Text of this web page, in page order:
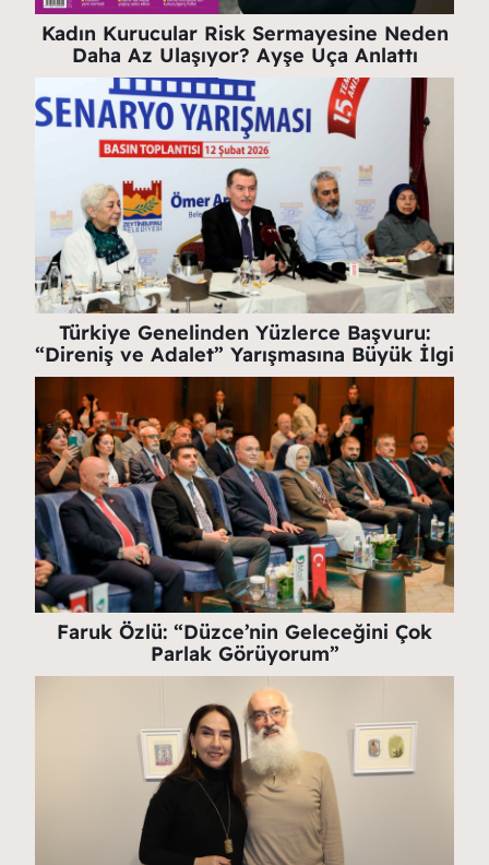
Kadın Kurucular Risk Sermayesine Neden
Daha Az Ulaşıyor? Ayşe Uça Anlattı
Türkiye Genelinden Yüzlerce Başvuru:
“Direniş ve Adalet” Yarışmasına Büyük İlgi
Faruk Özlü: “Düzce’nin Geleceğini Çok
Parlak Görüyorum”